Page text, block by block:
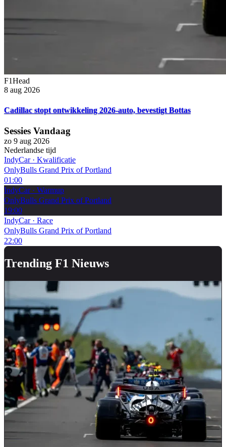
F1Head
8 aug 2026
Cadillac stopt ontwikkeling 2026-auto, bevestigt Bottas
Sessies Vandaag
zo 9 aug 2026
Nederlandse tijd
IndyCar· Kwalificatie
OnlyBulls Grand Prix of Portland
01:00
IndyCar· Warmup
OnlyBulls Grand Prix of Portland
19:00
IndyCar· Race
OnlyBulls Grand Prix of Portland
22:00
Trending F1 Nieuws